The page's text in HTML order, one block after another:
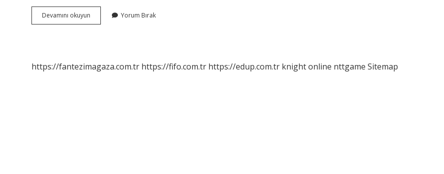
Devamını okuyun Fizyolojik
Kirlilik
Yorum Bırak
https://fantezimagaza.com.tr https://fifo.com.tr https://edup.com.tr knight online nttgame Sitemap